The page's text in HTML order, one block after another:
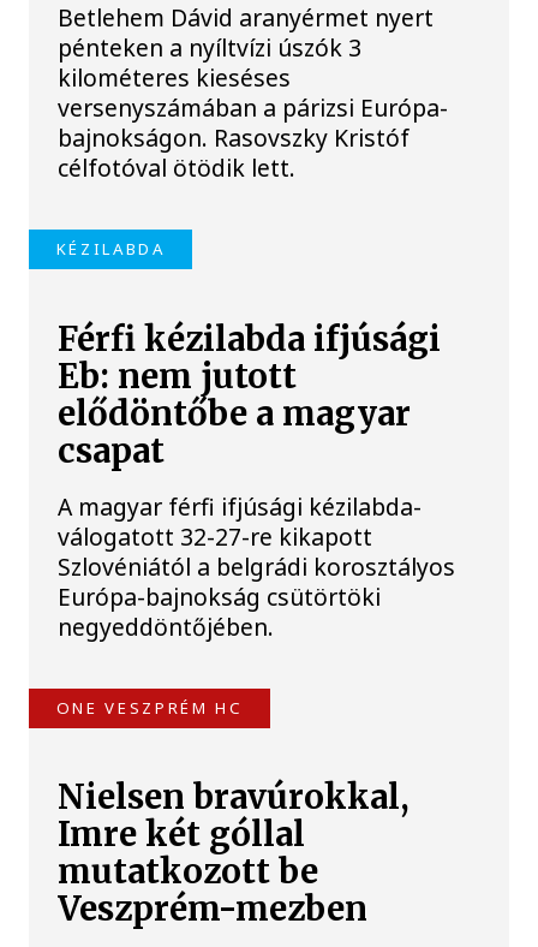
Betlehem Dávid aranyérmet nyert
pénteken a nyíltvízi úszók 3
kilométeres kieséses
versenyszámában a párizsi Európa-
bajnokságon. Rasovszky Kristóf
célfotóval ötödik lett.
KÉZILABDA
Férfi kézilabda ifjúsági
Eb: nem jutott
elődöntőbe a magyar
csapat
A magyar férfi ifjúsági kézilabda-
válogatott 32-27-re kikapott
Szlovéniától a belgrádi korosztályos
Európa-bajnokság csütörtöki
negyeddöntőjében.
ONE VESZPRÉM HC
Nielsen bravúrokkal,
Imre két góllal
mutatkozott be
Veszprém-mezben